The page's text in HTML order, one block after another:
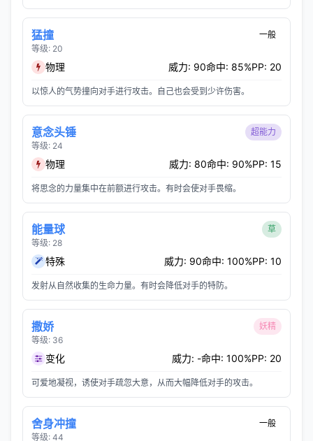
猛撞
等级: 20
一般
物理 威力: 90命中: 85%PP: 20
以惊人的气势撞向对手进行攻击。自己也会受到少许伤害。
意念头锤
等级: 24
超能力
物理 威力: 80命中: 90%PP: 15
将思念的力量集中在前额进行攻击。有时会使对手畏缩。
能量球
等级: 28
草
特殊 威力: 90命中: 100%PP: 10
发射从自然收集的生命力量。有时会降低对手的特防。
撒娇
等级: 36
妖精
变化 威力: -命中: 100%PP: 20
可爱地凝视，诱使对手疏忽大意，从而大幅降低对手的攻击。
舍身冲撞
等级: 44
一般